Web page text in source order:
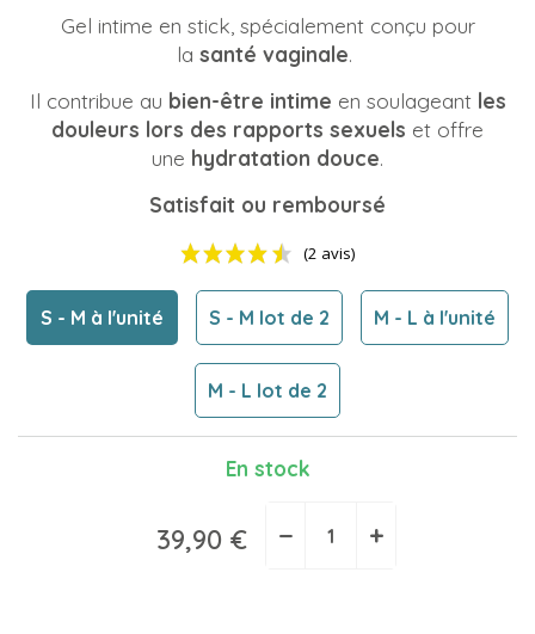
Gel intime en stick, spécialement conçu pour
la santé vaginale.
Il contribue au bien-être intime en soulageantles
douleurs lors des rapports sexuels et offre
une hydratation douce.
Satisfait ou remboursé
S - M à l'unité S - M lot de 2 M - L à l'unité
M - L lot de 2
En stock
39,90 € − +